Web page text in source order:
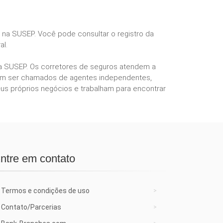
SUSEP. Você pode consultar o registro da
Os corretores de seguros atendem a
ser chamados de agentes independentes,
próprios negócios e trabalham para encontrar
em contato
Termos e condições de uso
Contato/Parcerias